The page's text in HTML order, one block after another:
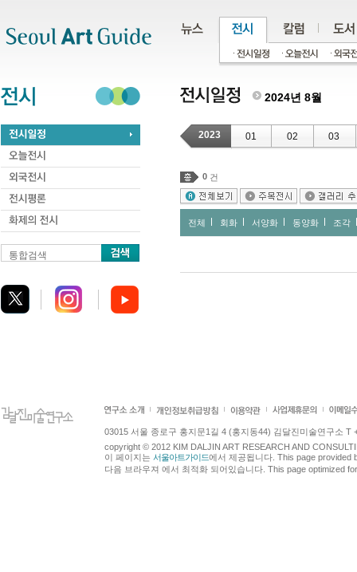
통합검색
2024년 8월
2023 01 02 03
0 건
전체 회화 서양화 동양화 조각
03015 서울 종로구 홍지문1길 4 (홍지동44) 김달진미술연구소 T
copyright © 2012 KIM DALJIN ART RESEARCH AND
이 페이지는 서울아트가이드에서 제공됩니다. This page provided
다음 브라우져 에서 최적화 되어있습니다. This page optimized